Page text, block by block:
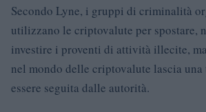
Secondo Lyne, i gruppi di criminalità
utilizzano le criptovalute per spostare,
investire i proventi di attività illecite,
nel mondo delle criptovalute lascia una
essere seguita dalle autorità.